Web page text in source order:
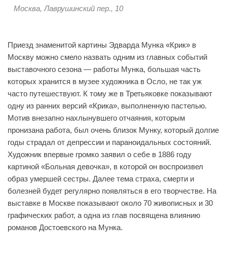
Москва, Лаврушинский пер., 10
Приезд знаменитой картины Эдварда Мунка «Крик» в
Москву можно смело назвать одним из главных событий
выставочного сезона — работы Мунка, большая часть
которых хранится в музее художника в Осло, не так уж
часто путешествуют. К тому же в Третьяковке показывают
одну из ранних версий «Крика», выполненную пастелью.
Мотив внезапно нахлынувшего отчаяния, которым
пронизана работа, был очень близок Мунку, который долгие
годы страдал от депрессии и параноидальных состояний.
Художник впервые громко заявил о себе в 1886 году
картиной «Больная девочка», в которой он воспроизвел
образ умершей сестры. Далее тема страха, смерти и
болезней будет регулярно появляться в его творчестве. На
выставке в Москве показывают около 70 живописных и 30
графических работ, а одна из глав посвящена влиянию
романов Достоевского на Мунка.